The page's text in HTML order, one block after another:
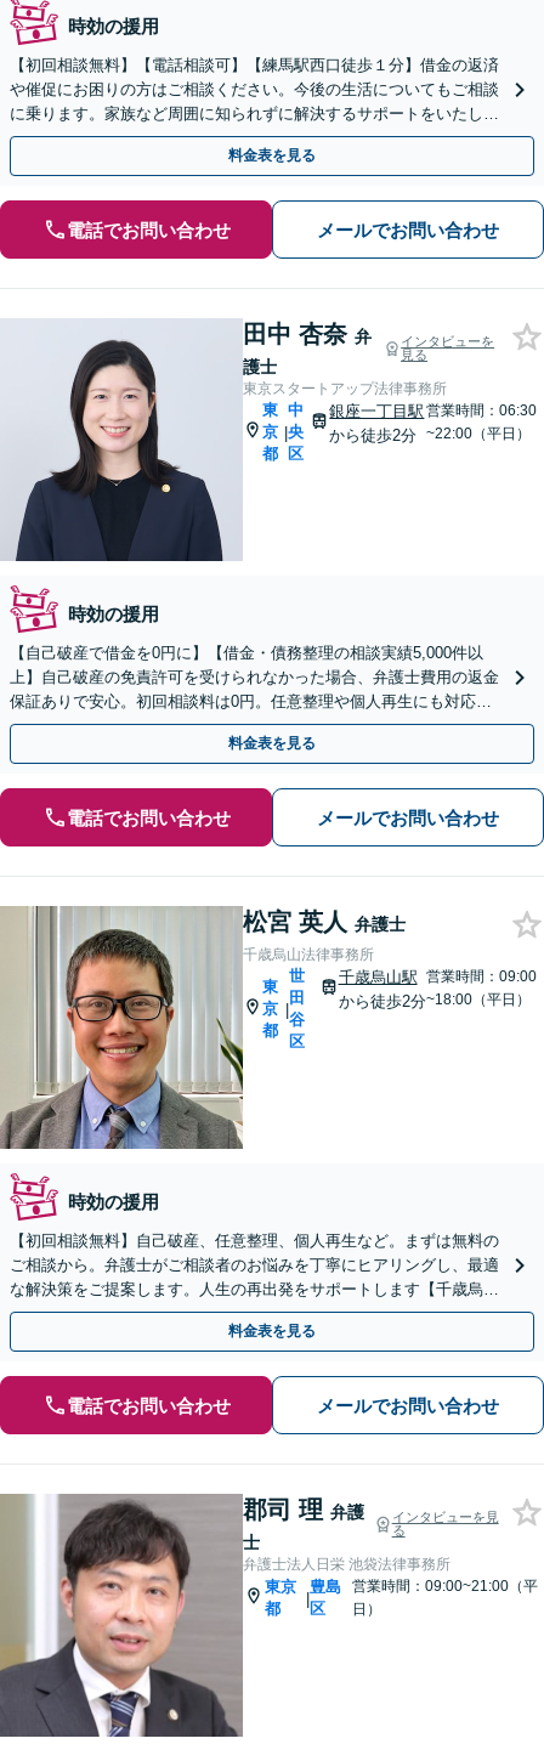
時効の援用
【初回相談無料】【電話相談可】【練馬駅西口徒歩１分】借金の返済
や催促にお困りの方はご相談ください。今後の生活についてもご相談
に乗ります。家族など周囲に知られずに解決するサポートをいたしま
す。法人破産もお受けいたします。【中央大学実務講師】
料金表を見る
電話でお問い合わせ メールでお問い合わせ
田中 杏奈 弁
護士
インタビューを
見る
東京スタートアップ法律事務所
東
京
都
|
中
央
区
銀座一丁目駅
から徒歩2分
営業時間：06:30
~22:00（平日）
時効の援用
【自己破産で借金を0円に】【借金・債務整理の相談実績5,000件以
上】自己破産の免責許可を受けられなかった場合、弁護士費用の返金
保証ありで安心。初回相談料は0円。任意整理や個人再生にも対応
【土日祝日・夜間も相談受付】【費用の分割払い可】
料金表を見る
電話でお問い合わせ メールでお問い合わせ
松宮 英人 弁護士
千歳烏山法律事務所
東
京
都
|
世
田
谷
区
千歳烏山駅
から徒歩2分
営業時間：09:00
~18:00（平日）
時効の援用
【初回相談無料】自己破産、任意整理、個人再生など。まずは無料の
ご相談から。弁護士がご相談者のお悩みを丁寧にヒアリングし、最適
な解決策をご提案します。人生の再出発をサポートします【千歳烏山
駅2分】【休日・夜間相談OK（要事前予約）】
料金表を見る
電話でお問い合わせ メールでお問い合わせ
郡司 理 弁護
士
インタビューを見
る
弁護士法人日栄 池袋法律事務所
東京
都
|
豊島
区
営業時間：09:00~21:00（平
日）